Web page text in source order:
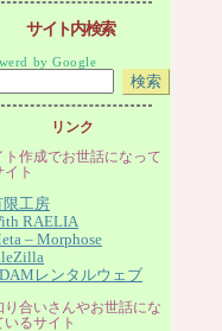
サイト内検索
by Google
リンク
ト作成でお世話になって
イト
限工房
RAELIA
– Morphose
レンタルウェブ
り合いさんやお世話にな
いるサイト